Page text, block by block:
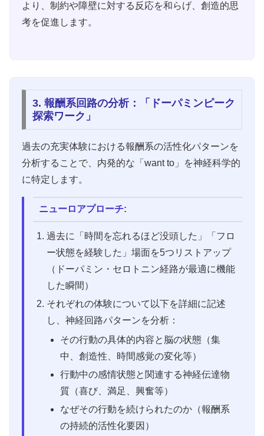
より、制約や障壁に対する反応を和らげ、創造的思
考を促進します。
3. 報酬系回路の分析：「ドーパミンピーク
探索ワーク」
過去の充実体験における報酬系の活性化パターンを
分析することで、内発的な「want to」を神経科学的
に特定します。
ニューロアプローチ:
過去に「時間を忘れるほど没頭した」「フロ
ー状態を経験した」場面を5つリストアップ
（ドーパミン・セロトニン経路が最適に機能
した瞬間）
それぞれの体験について以下を詳細に記述
し、神経回路パターンを分析：
その行動の具体的内容と脳の状態（集
中、創造性、時間感覚の変化等）
行動中の感情状態と関連する神経伝達物
質（喜び、満足、興奮等）
なぜその行動を続けられたのか（報酬系
の持続的活性化要因）